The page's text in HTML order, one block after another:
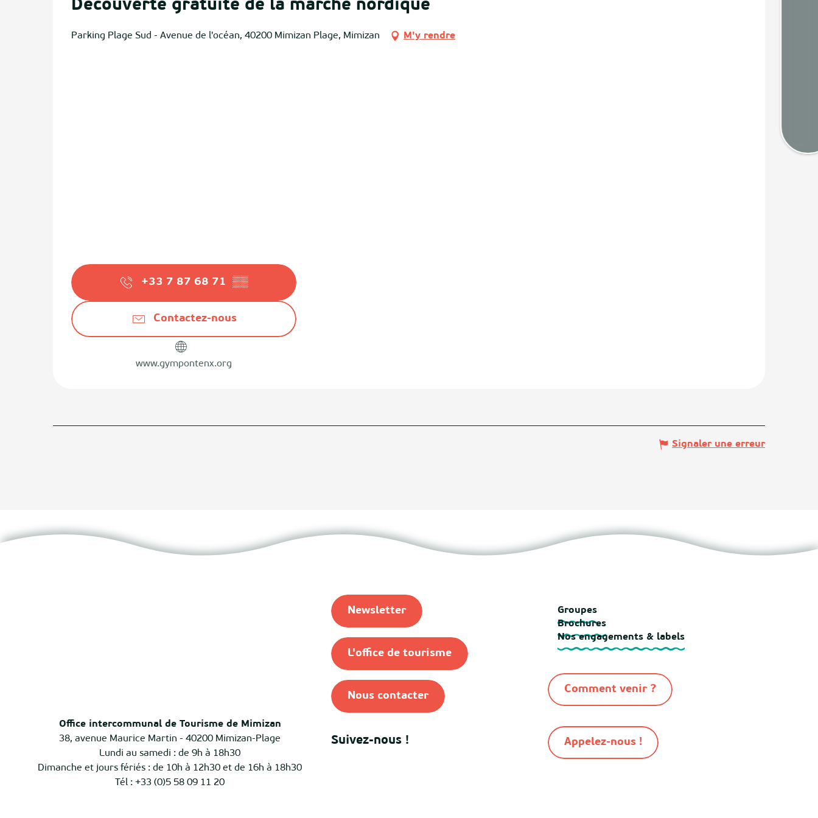
Découverte gratuite de la marche nordique
Parking Plage Sud - Avenue de l'océan, 40200 Mimizan Plage, Mimizan M'y rendre
+33 7 87 68 71 ▒▒
Contactez-nous
www.gympontenx.org
Signaler une erreur
Office intercommunal de Tourisme de Mimizan
38, avenue Maurice Martin - 40200 Mimizan-Plage
Lundi au samedi : de 9h à 18h30
Dimanche et jours fériés : de 10h à 12h30 et de 16h à 18h30
Tél : +33 (0)5 58 09 11 20
Newsletter
L'office de tourisme
Nous contacter
Suivez-nous !
Groupes
Brochures
Nos engagements & labels
Comment venir ?
Appelez-nous !